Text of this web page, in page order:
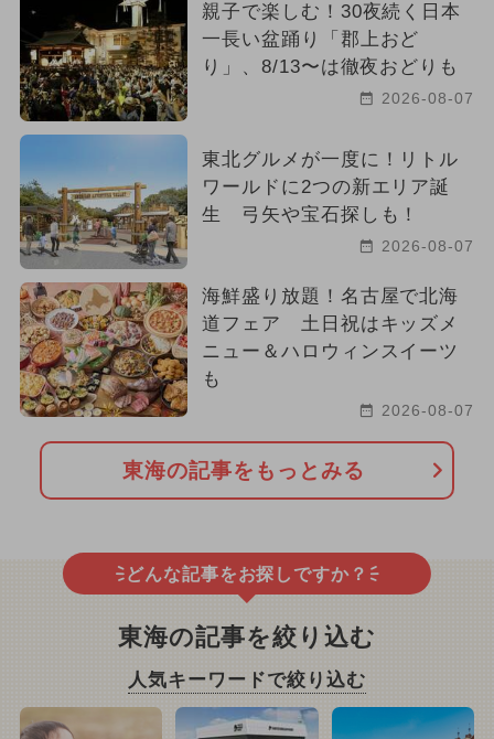
親子で楽しむ！30夜続く日本
一長い盆踊り「郡上おど
り」、8/13〜は徹夜おどりも
2026-08-07
東北グルメが一度に！リトル
ワールドに2つの新エリア誕
生 弓矢や宝石探しも！
2026-08-07
海鮮盛り放題！名古屋で北海
道フェア 土日祝はキッズメ
ニュー＆ハロウィンスイーツ
も
2026-08-07
東海の記事をもっとみる
どんな記事をお探しですか？
東海の記事を絞り込む
人気キーワードで絞り込む